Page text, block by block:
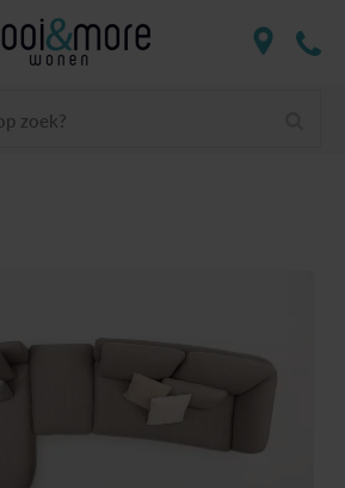
zoek?